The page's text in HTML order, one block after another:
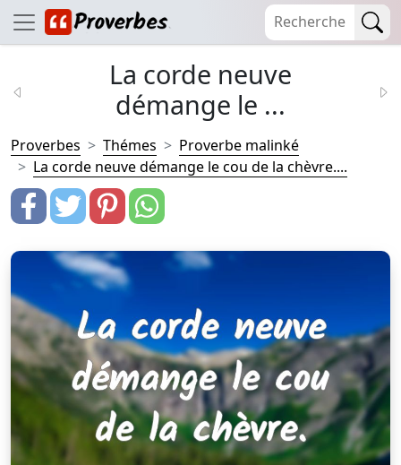
La corde neuve
démange le ...
Proverbes Thémes
Proverbe malinké
La corde neuve démange le cou de la chèvre....